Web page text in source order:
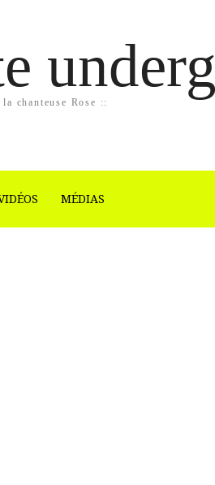
chanteuse Rose ::
MÉDIAS